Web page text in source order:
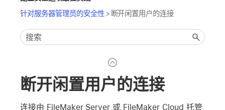
针对服务器管理员的安全性 > 断开闲置用户的连接
断开闲置用户的连接
连接由 FileMaker Server 或 FileMaker Cloud 托管